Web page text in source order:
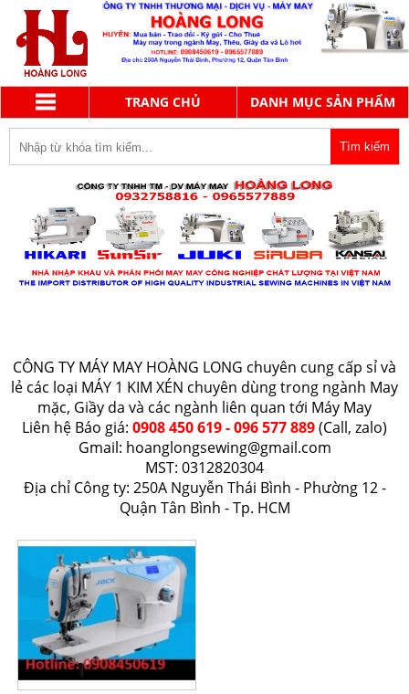
TRANG CHỦ DANH MỤC SẢN PHẨM
CÔNG TY MÁY MAY HOÀNG LONG chuyên cung cấp sỉ và
lẻ các loại MÁY 1 KIM XÉN chuyên dùngtrong ngành May
mặc, Giầy da và các ngành liên quan tới Máy May
Liên hệ Báo giá: 0908 450 619 - 096 577 889(Call, zalo)
Gmail: hoanglongsewing@gmail.com
MST: 0312820304
Địa chỉ Công ty: 250A Nguyễn Thái Bình - Phường 12 -
Quận Tân Bình - Tp. HCM